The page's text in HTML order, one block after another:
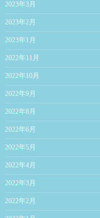
2023年3月
2023年2月
2023年1月
2022年11月
2022年10月
2022年9月
2022年8月
2022年6月
2022年5月
2022年4月
2022年3月
2022年2月